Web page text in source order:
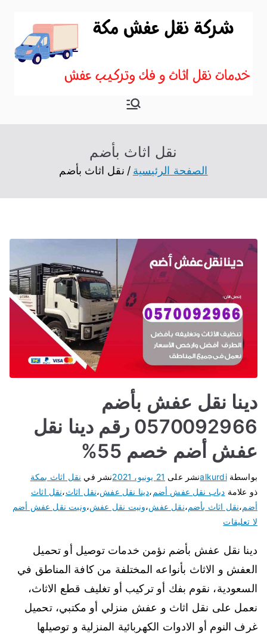
موقع آخر في نقل عفش
نقل اثاث بأضم
الصفحة الرئيسية نقل اثاث بأضم
دينا نقل عفش بأضم
0570092966 رقم دينا نقل
عفش أضم خصم 55%
بواسطةalkurdiنشر على 21 يونيو، 2021 نشر في نقل اثاث بمكة
ذو علامة دباب نقل عفش أضم،دينا نقل عفش،نقل اثاث،نقل اثاث
أضم،نقل اثاث بأضم،نقل عفش،ونيت نقل عفش،ونيت نقل عفش أضم
لا تعليقات
دينا نقل عفش بأضم نؤمن خدمات توصيل أو تحميل
العفش و الاثاث بأنواعه المختلفة من كافة المناطق في
السعودية، نقوم بفك أو تركيب أو تغليف قطع الاثاث،
نعمل على نقل اثاث و عفش منزلي أو مكتبي، تحميل
غرف النوم أو الادوات الكهربائية المنزلية و توصيلها